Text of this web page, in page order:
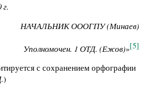
г.
НАЧАЛЬНИК ОООГПУ (Минаев)
Уполномочен. 1 ОТД. (Ежов)»[5]
с сохранением орфографии
)